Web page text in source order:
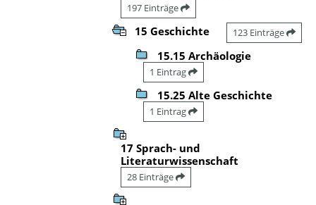
197 Einträge
15 Geschichte 123 Einträge
15.15 Archäologie
1 Eintrag
15.25 Alte Geschichte
1 Eintrag
17 Sprach- und
Literaturwissenschaft
28 Einträge